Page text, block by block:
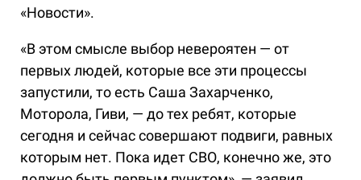
«Новости».
«В этом смысле выбор невероятен — от
первых людей, которые все эти процессы
запустили, то есть Саша Захарченко,
Моторола, Гиви, — до тех ребят, которые
сегодня и сейчас совершают подвиги, равных
которым нет. Пока идет СВО, конечно же, это